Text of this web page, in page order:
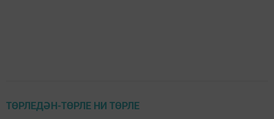
ТӨРЛЕДӘН-ТӨРЛЕ НИ ТӨРЛЕ